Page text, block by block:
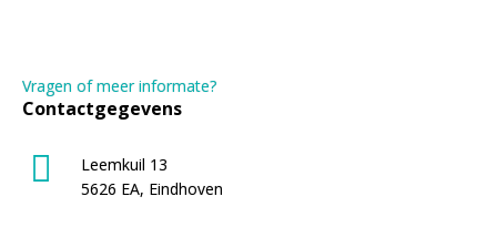
Vragen of meer informate?
Contactgegevens
Leemkuil 13
5626 EA, Eindhoven